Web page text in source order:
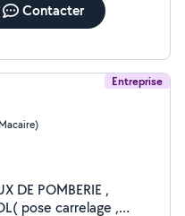
Contacter
Entreprise
DE POMBERIE ,